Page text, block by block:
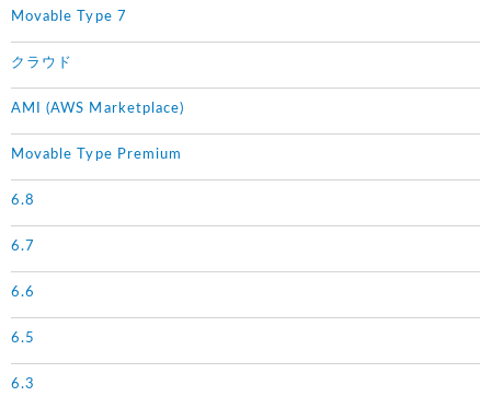
Movable Type 7
クラウド
AMI (AWS Marketplace)
Movable Type Premium
6.8
6.7
6.6
6.5
6.3